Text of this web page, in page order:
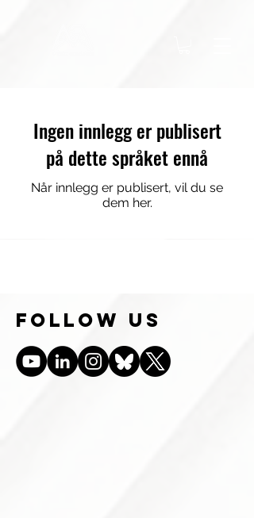
Ingen innlegg er publisert
på dette språket ennå
Når innlegg er publisert, vil du se
dem her.
follow us